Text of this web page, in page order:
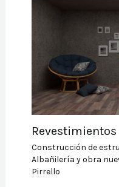
Construcción de
Albañilería y obra
Pirrello